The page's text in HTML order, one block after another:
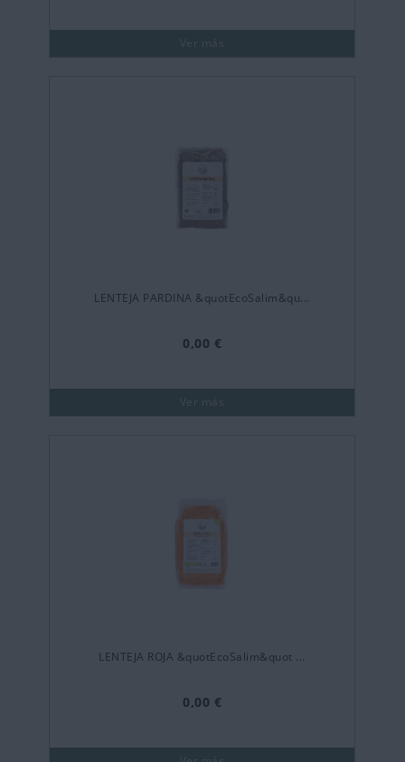
Ver más
LENTEJA PARDINA &quotEcoSalim&qu...
0,00 €
Ver más
LENTEJA ROJA &quotEcoSalim&quot ...
0,00 €